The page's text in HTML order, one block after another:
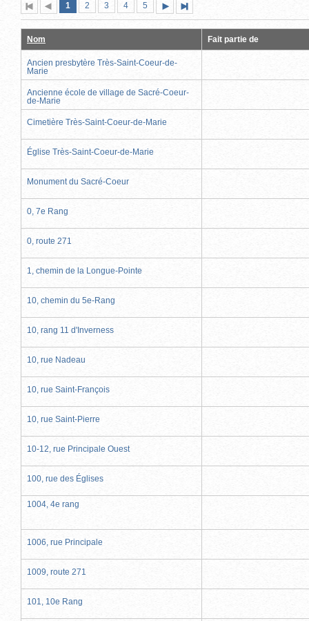
Première
page
Page
précédente
Page
1 (page
actuelle)
Page
2 Page
3 Page
4 Page
5
suivante
page
Nom Fait partie de
Ancien presbytère Très-Saint-Coeur-de-
Marie
Ancienne école de village de Sacré-Coeur-
de-Marie
Cimetière Très-Saint-Coeur-de-Marie
Église Très-Saint-Coeur-de-Marie
Monument du Sacré-Coeur
0, 7e Rang
0, route 271
1, chemin de la Longue-Pointe
10, chemin du 5e-Rang
10, rang 11 d'Inverness
10, rue Nadeau
10, rue Saint-François
10, rue Saint-Pierre
10-12, rue Principale Ouest
100, rue des Églises
1004, 4e rang
1006, rue Principale
1009, route 271
101, 10e Rang